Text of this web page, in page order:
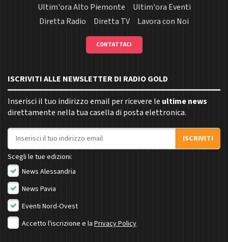
Ultim'ora Alto Piemonte
Ultim'ora Eventi
Diretta Radio
Diretta TV Lavora con Noi
CONTATTACI
ISCRIVITI ALLE NEWSLETTER DI RADIO GOLD
Inserisci il tuo indirizzo email per ricevere le ultime news
direttamente nella tua casella di posta elettronica.
Indirizzo email
ISCRIVITI
Scegli le tue edizioni:
News Alessandria
News Pavia
Eventi Nord-Ovest
Accetto l'iscrizione e la Privacy Policy